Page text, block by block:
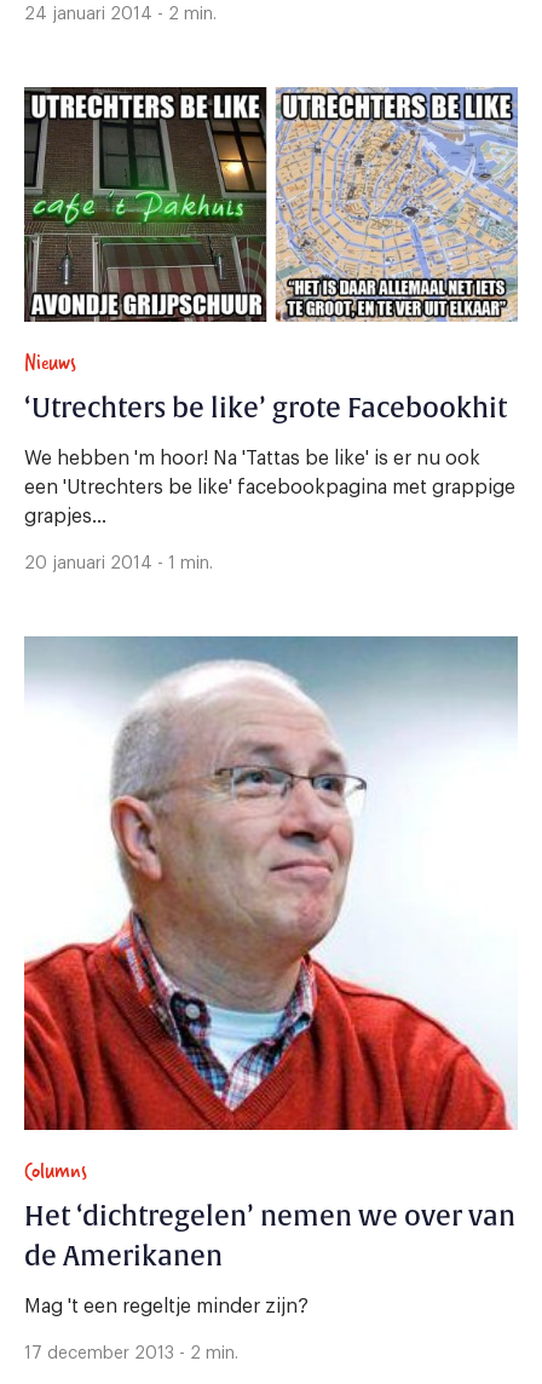
24 januari 2014 - 2 min.
Nieuws
‘Utrechters be like’ grote Facebookhit
We hebben 'm hoor! Na 'Tattas be like' is er nu ook
een 'Utrechters be like' facebookpagina met grappige
grapjes...
20 januari 2014 - 1 min.
Columns
Het ‘dichtregelen’ nemen we over van
de Amerikanen
Mag 't een regeltje minder zijn?
17 december 2013 - 2 min.